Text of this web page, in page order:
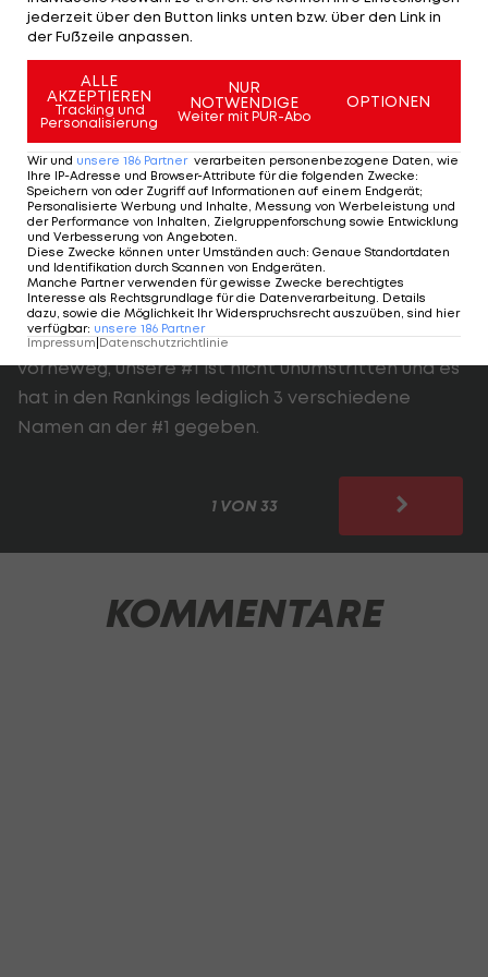
noch wirklich im Tank?
Die Usermundafinga,Sportfan_1990,
austrianviking patrick__R,floreich1108,
Dominik1010,MilesB,neoundMatB
eigenes Ranking gemacht und daraus ergibt sich
das Gesamtranking.
Wir haben auch versucht die einzelnen QBs kurz zu
argumentieren.
Wir hoffen, ihr habt damit einiges zu diskutieren
und wir diskutieren dann gerne mit. Eines
vorneweg, unsere #1 ist nicht unumstritten und es
hat in den Rankings lediglich 3 verschiedene
Namen an der #1 gegeben.
1 VON 33
KOMMENTARE
jederzeit über den Button links unten bzw. über den Link in
der Fußzeile anpassen.
ALLE
AKZEPTIEREN
Tracking und
Personalisierung
NUR
NOTWENDIGE
Weiter mit PUR-Abo
OPTIONEN
Wir und unsere 186 Partner verarbeiten personenbezogene Daten, wie
Ihre IP-Adresse und Browser-Attribute für die folgenden Zwecke:
Speichern von oder Zugriff auf Informationen auf einem Endgerät;
Personalisierte Werbung und Inhalte, Messung von Werbeleistung und
der Performance von Inhalten, Zielgruppenforschung sowie Entwicklung
und Verbesserung von Angeboten
Diese Zwecke können unter Umständen auch: Genaue Standortdaten
und Identifikation durch Scannen von Endgeräten
Manche Partner verwenden für gewisse Zwecke berechtigtes
Interesse als Rechtsgrundlage für die Datenverarbeitung. Details
dazu, sowie die Möglichkeit Ihr Widerspruchsrecht auszuüben, sind hier
verfügbar: unsere 186 Partner
Impressum|Datenschutzrichtlinie